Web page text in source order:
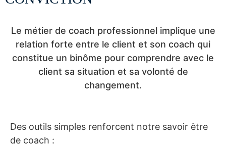
Le métier de coach professionnel implique une
relation forte entre le client et son coach qui
constitue un binôme pour comprendre avec le
client sa situation et sa volonté de
changement.
Des outils simples renforcent notre savoir être
de coach :